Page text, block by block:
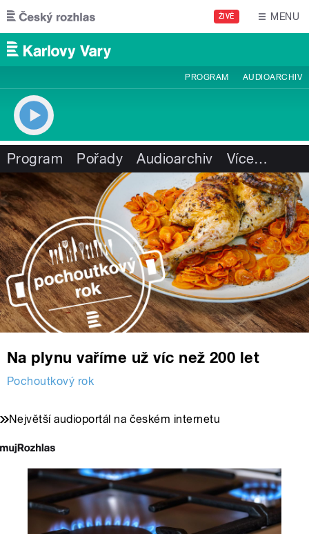
Přejít k hlavnímu obsahu
ŽIVĚ MENU
PROGRAM AUDIOARCHIV
Program Pořady Audioarchiv Více…
Na plynu vaříme už víc než 200 let
Pochoutkový rok
Největší audioportál na českém internetu